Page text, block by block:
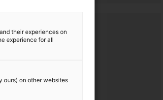
9,5
their experiences on
experience for all
ours) on other websites